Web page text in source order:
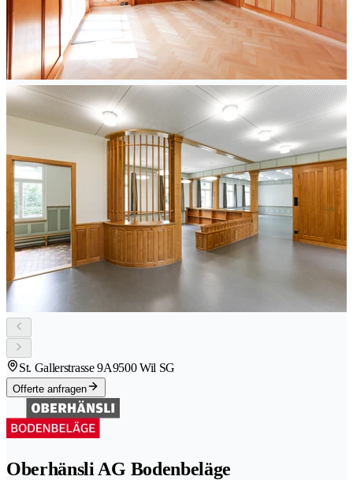
St. Gallerstrasse 9A9500 Wil SG
Offerte anfragen
Oberhänsli AG Bodenbeläge